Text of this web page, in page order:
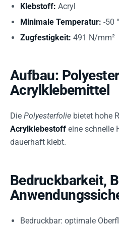
Klebstoff: Acryl
Minimale Temperatur: -50
Zugfestigkeit: 491 N/mm²
Aufbau:
Acrylklebemittel
Die Polyesterfolie bietet hohe
Acrylklebestoff eine schnelle
dauerhaft klebt.
Bedruckbarkeit,
Bedruckbar: optimale